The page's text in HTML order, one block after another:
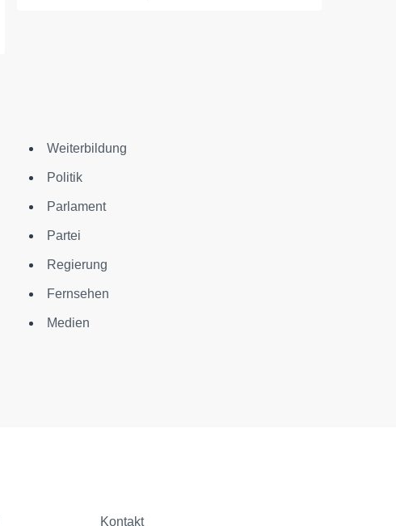
Weiterbildung
Politik
Parlament
Partei
Regierung
Fernsehen
Medien
Kontakt